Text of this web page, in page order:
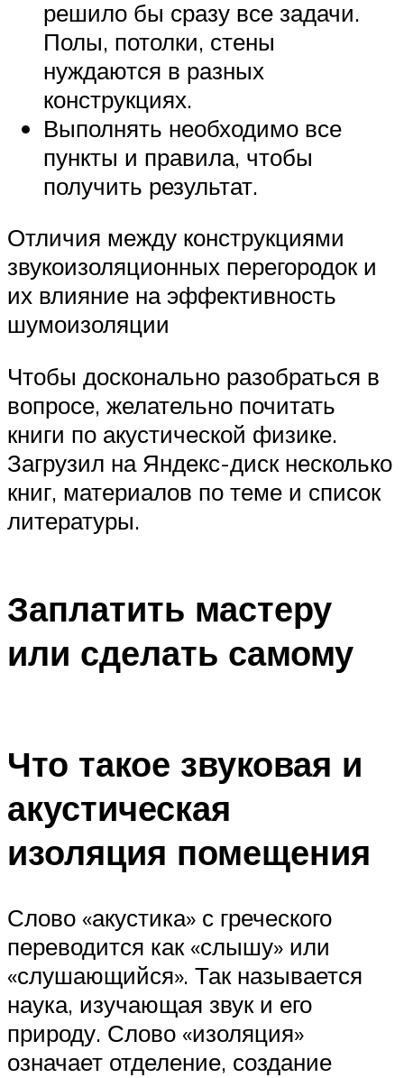
решило бы сразу все задачи.
Полы, потолки, стены
нуждаются в разных
конструкциях.
Выполнять необходимо все
пункты и правила, чтобы
получить результат.
Отличия между конструкциями
звукоизоляционных перегородок и
их влияние на эффективность
шумоизоляции
Чтобы досконально разобраться в
вопросе, желательно почитать
книги по акустической физике.
Загрузил на Яндекс-диск несколько
книг, материалов по теме и список
литературы.
Заплатить мастеру
или сделать самому
Что такое звуковая и
акустическая
изоляция помещения
Слово «акустика» с греческого
переводится как «слышу» или
«слушающийся». Так называется
наука, изучающая звук и его
природу. Слово «изоляция»
означает отделение, создание